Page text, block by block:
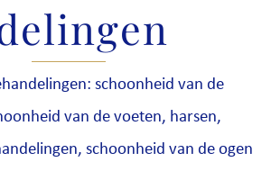
schoonheid van de
van de voeten, harsen,
schoonheid van de ogen